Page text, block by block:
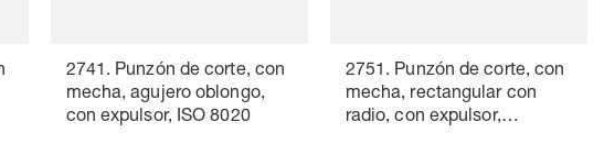
2741. Punzón de corte, con
mecha, agujero oblongo,
con expulsor, ISO 8020
2751. Punzón de corte, con
mecha, rectangular con
radio, con expulsor,